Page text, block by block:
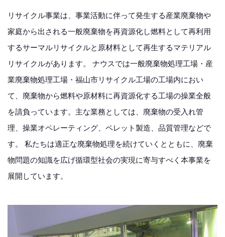
リサイクル事業は、事業活動に伴って発生する産業廃棄物や
家庭から出される一般廃棄物を再資源化し燃料として再利用
するサーマルリサイクルと原材料として再生するマテリアル
リサイクルがあります。 ナウスでは一般廃棄物処理工場・産
業廃棄物処理工場・福山市リサイクル工場の工場内におい
て、廃棄物から燃料や原材料に再資源化する工場の操業全般
を請負っています。主な業務としては、廃棄物の受入れ管
理、操業オペレーティング、ペレット製造、品質管理などで
す。 私たちは適正な廃棄物処理を続けていくとともに、廃棄
物問題の知識を広げ循環型社会の実現に寄与すべく本事業を
展開しています。